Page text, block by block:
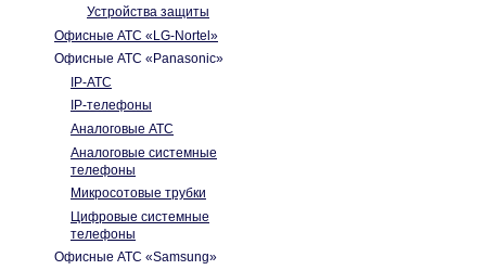
Устройства защиты
Офисные АТС «LG-Nortel»
Офисные АТС «Panasonic»
IP-АТС
IP-телефоны
Аналоговые АТС
Аналоговые системные
телефоны
Микросотовые трубки
Цифровые системные
телефоны
Офисные АТС «Samsung»